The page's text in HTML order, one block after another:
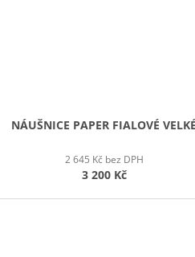
NÁUŠNICE PAPER FIALOVÉ VELKÉ
2 645 Kč bez DPH
3 200 Kč